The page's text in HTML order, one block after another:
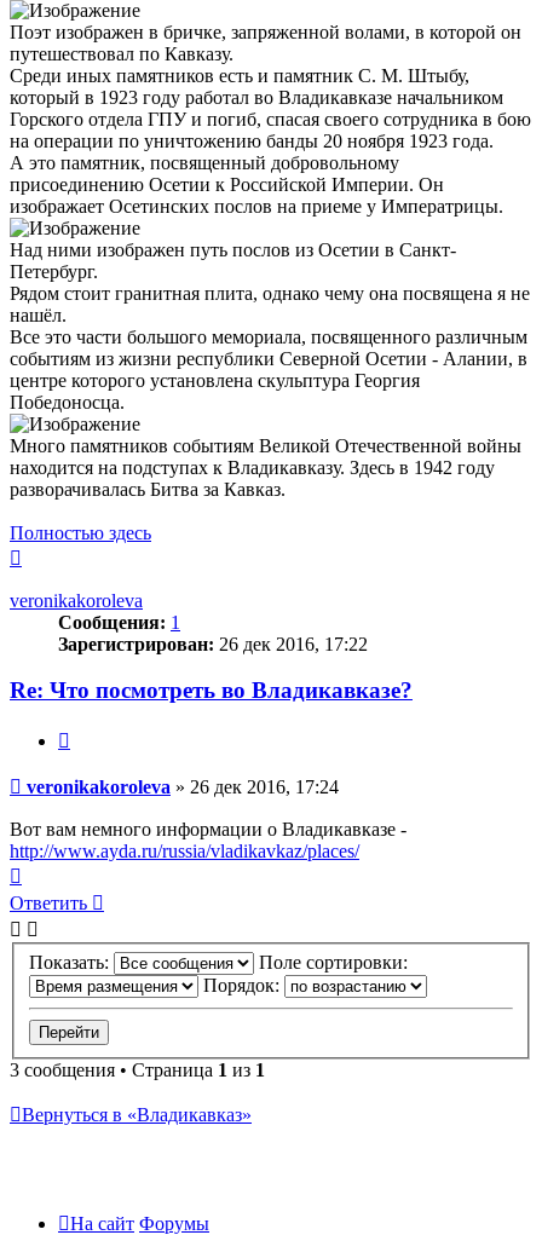
Поэт изображен в бричке, запряженной волами, в которой он
путешествовал по Кавказу.
Среди иных памятников есть и памятник С. М. Штыбу,
который в 1923 году работал во Владикавказе начальником
Горского отдела ГПУ и погиб, спасая своего сотрудника в бою
на операции по уничтожению банды 20 ноября 1923 года.
А это памятник, посвященный добровольному
присоединению Осетии к Российской Империи. Он
изображает Осетинских послов на приеме у Императрицы.
Над ними изображен путь послов из Осетии в Санкт-
Петербург.
Рядом стоит гранитная плита, однако чему она посвящена я не
нашёл.
Все это части большого мемориала, посвященного различным
событиям из жизни республики Северной Осетии - Алании, в
центре которого установлена скульптура Георгия
Победоносца.
Много памятников событиям Великой Отечественной войны
находится на подступах к Владикавказу. Здесь в 1942 году
разворачивалась Битва за Кавказ.
Полностью здесь
началу
veronikakoroleva
Сообщения: 1
Зарегистрирован: 26 дек 2016, 17:22
Re: Что посмотреть во Владикавказе?
Сообщение
veronikakoroleva » 26 дек 2016, 17:24
Вот вам немного информации о Владикавказе -
http://www.ayda.ru/russia/vladikavkaz/places/
к
началу
Ответить
Показать:
Поле сортировки:
Порядок:
3 сообщения • Страница 1 из 1
Вернуться в «Владикавказ»
На сайт Форумы